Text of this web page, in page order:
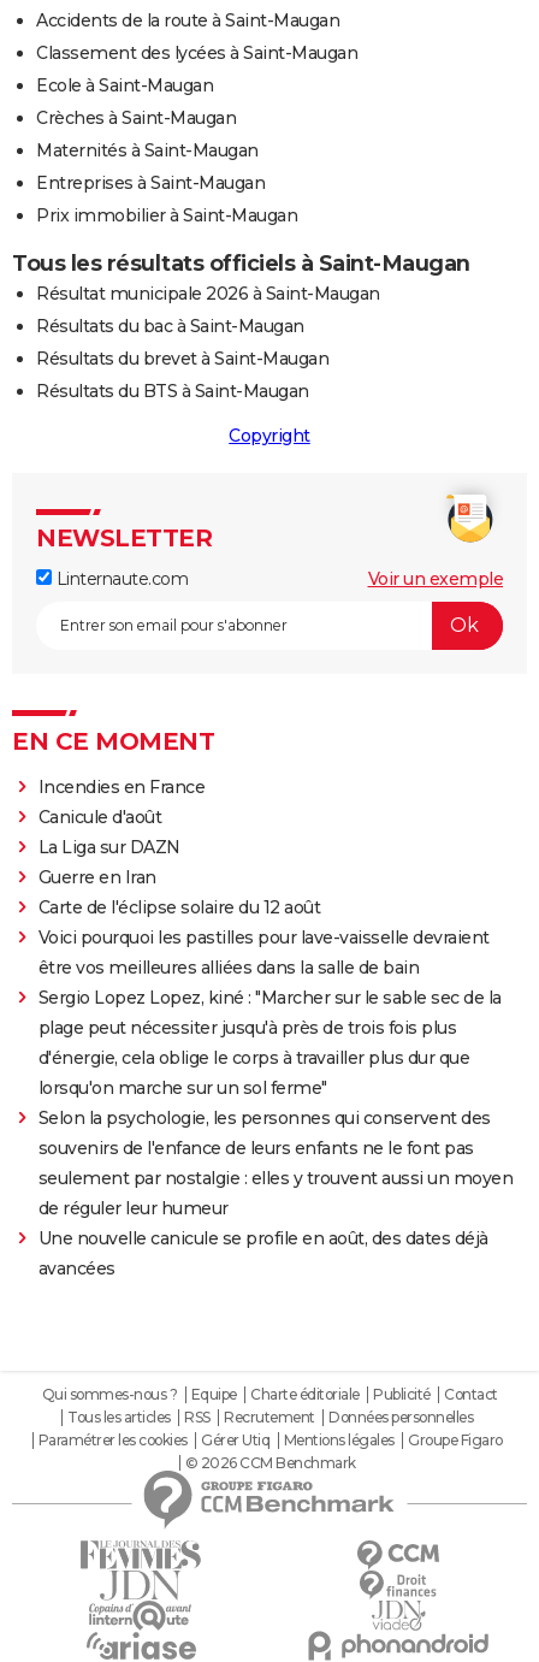
Accidents de la route à Saint-Maugan
Classement des lycées à Saint-Maugan
Ecole à Saint-Maugan
Crèches à Saint-Maugan
Maternités à Saint-Maugan
Entreprises à Saint-Maugan
Prix immobilier à Saint-Maugan
Tous les résultats officiels à Saint-Maugan
Résultat municipale 2026 à Saint-Maugan
Résultats du bac à Saint-Maugan
Résultats du brevet à Saint-Maugan
Résultats du BTS à Saint-Maugan
Copyright
NEWSLETTER
Linternaute.com Voir un exemple
EN CE MOMENT
Incendies en France
Canicule d'août
La Liga sur DAZN
Guerre en Iran
Carte de l'éclipse solaire du 12 août
Voici pourquoi les pastilles pour lave-vaisselle devraient
être vos meilleures alliées dans la salle de bain
Sergio Lopez Lopez, kiné : "Marcher sur le sable sec de la
plage peut nécessiter jusqu'à près de trois fois plus
d'énergie, cela oblige le corps à travailler plus dur que
lorsqu'on marche sur un sol ferme"
Selon la psychologie, les personnes qui conservent des
souvenirs de l'enfance de leurs enfants ne le font pas
seulement par nostalgie : elles y trouvent aussi un moyen
de réguler leur humeur
Une nouvelle canicule se profile en août, des dates déjà
avancées
Qui sommes-nous ? Equipe Charte éditoriale Publicité
Contact
Tous les articles
RSS Recrutement
Données personnelles
Paramétrer les cookies
Gérer Utiq Mentions légales
Groupe Figaro
© 2026 CCM Benchmark